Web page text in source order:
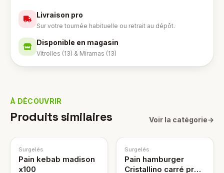
Livraison pro
Sur votre tournée habituelle ou retrait au dépôt.
Disponible en magasin
Vitrolles (13) & Miramas (13)
À DÉCOUVRIR
Produits similaires Voir la catégorie→
Surgelés
Pain kebab madison
x100
Surgelés
Pain hamburger
Cristallino carré pre-